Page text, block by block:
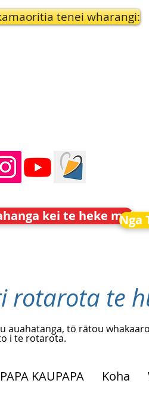
tenei wharangi:
kei te heke mai
Nga
rotarota te
auahatanga, tō rātou
i te rotarota.
KAUPAPA Koha